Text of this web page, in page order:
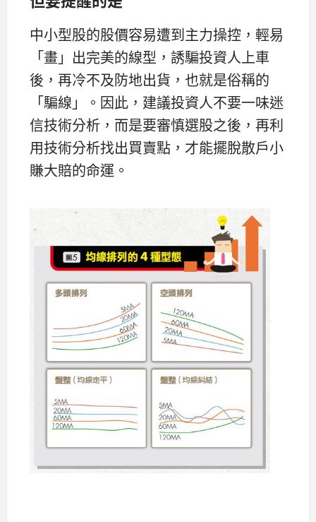
中小型股的股價容易遭到主力操控，輕易
「畫」出完美的線型，誘騙投資人上車
後，再冷不及防地出貨，也就是俗稱的
「騙線」。因此，建議投資人不要一味迷
信技術分析，而是要審慎選股之後，再利
用技術分析找出買賣點，才能擺脫散戶小
賺大賠的命運。